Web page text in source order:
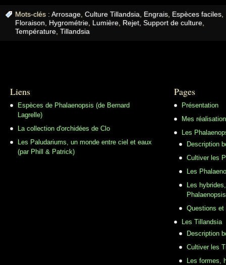
Mots-clés : Arrosage Culture Tillandsia Engrais Espèces faciles
Floraison
Hygrométrie Lumière Rejet Support de culture
Température Tillandsia
Liens
Espèces de Phalaenopsis (de Bernard
Lagrelle)
La collection d'orchidées de Clo
Les Paludariums, un monde entre ciel et eaux
(par Phill & Patrick)
Pages
Présentation
Mes
Les
Description
Cultiver les
Les
Les
Phalaenopsis
Questions et
Les Tillandsia
Description
Cultiver les
Les formes,